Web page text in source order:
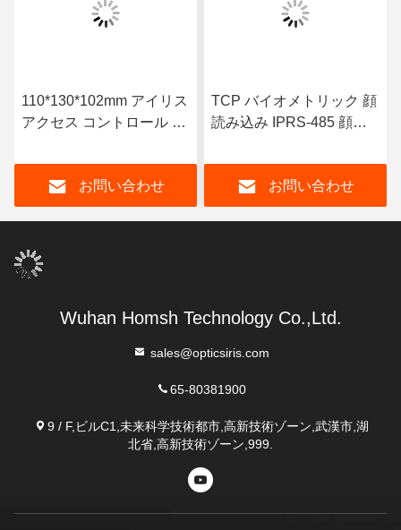
110*130*102mm アイリス
アクセス コントロール セ
お問い合わせ
TCP バイオメトリック 顔
読み込み IPRS-485 顔識
お問い合わせ
Wuhan Homsh Technology Co.,Ltd.
sales@opticsiris.com
65-80381900
9 / F,ビルC1,未来科学技術都市,高新技術ゾーン,武漢市,湖
北省,高新技術ゾーン,999.